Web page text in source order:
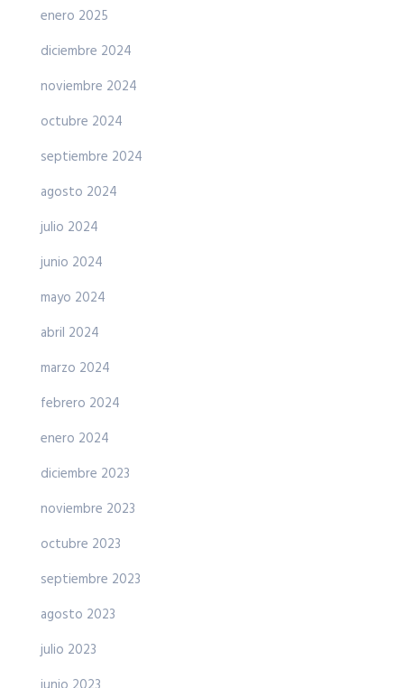
enero 2025
diciembre 2024
noviembre 2024
octubre 2024
septiembre 2024
agosto 2024
julio 2024
junio 2024
mayo 2024
abril 2024
marzo 2024
febrero 2024
enero 2024
diciembre 2023
noviembre 2023
octubre 2023
septiembre 2023
agosto 2023
julio 2023